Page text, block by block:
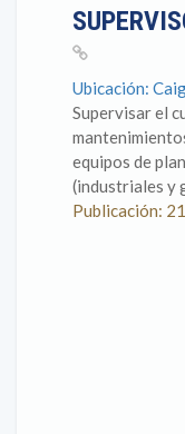
Ubicación:
Supervisar el
equipos de
(industriales y
Publicación: